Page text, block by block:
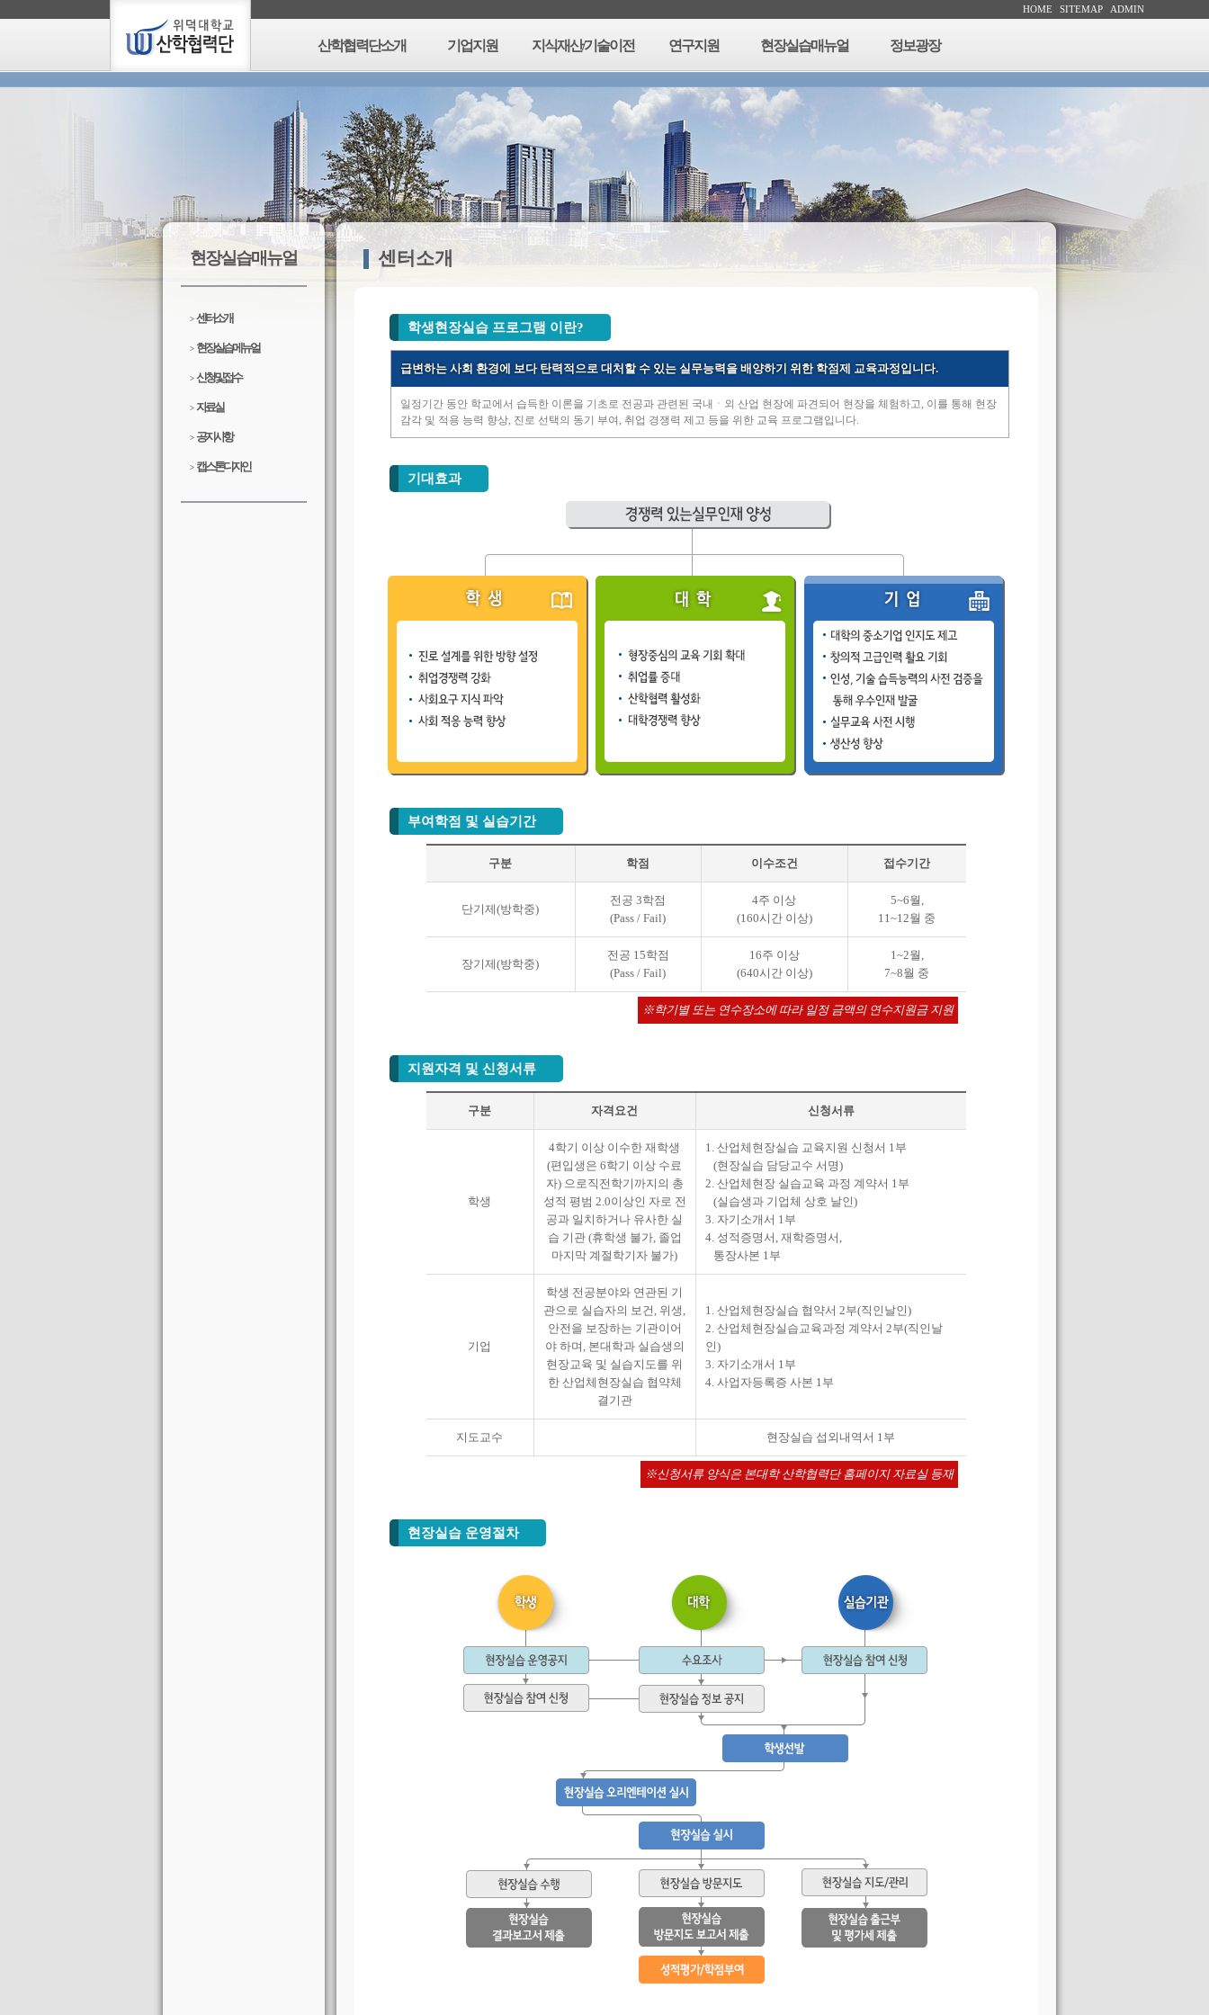
HOME SITEMAP ADMIN
산학협력단소개 기업지원 지식재산/기술이전 연구지원 현장실습매뉴얼 정보광장
현장실습매뉴얼
> 센터소개
> 현장실습메뉴얼
> 신청 및 접수
> 자료실
> 공지사항
> 캡스톤디자인
센터소개
학생현장실습 프로그램 이란?
급변하는 사회 환경에 보다 탄력적으로 대처할 수 있는 실무능력을 배양하기 위한 학점제 교육과정입니다.
일정기간 동안 학교에서 습득한 이론을 기초로 전공과 관련된 국내ㆍ외 산업 현장에 파견되어 현장을 체험하고, 이를 통해 현장
감각 및 적용 능력 향상, 진로 선택의 동기 부여, 취업 경쟁력 제고 등을 위한 교육 프로그램입니다.
기대효과
부여학점 및 실습기간
구분 학점 이수조건 접수기간
단기제(방학중)
전공 3학점
(Pass / Fail)
4주 이상
(160시간 이상)
5~6월,
11~12월 중
장기제(방학중)
전공 15학점
(Pass / Fail)
16주 이상
(640시간 이상)
1~2월,
7~8월 중
학기별 또는 연수장소에 따라 일정 금액의 연수지원금 지원
지원자격 및 신청서류
구분 자격요건 신청서류
학생
4학기 이상 이수한 재학생
(편입생은 6학기 이상 수료
자) 으로직전학기까지의 총
성적 평범 2.0이상인 자로 전
공과 일치하거나 유사한 실
습 기관 (휴학생 불가, 졸업
마지막 계절학기자 불가)
1. 산업체현장실습 교육지원 신청서 1부
(현장실습 담당교수 서명)
2. 산업체현장 실습교육 과정 계약서 1부
(실습생과 기업체 상호 날인)
3. 자기소개서 1부
4. 성적증명서, 재학증명서,
통장사본 1부
기업
학생 전공분야와 연관된 기
관으로 실습자의 보건, 위생,
안전을 보장하는 기관이어
야 하며, 본대학과 실습생의
현장교육 및 실습지도를 위
한 산업체현장실습 협약체
결기관
1. 산업체현장실습 협약서 2부(직인날인)
2. 산업체현장실습교육과정 계약서 2부(직인날
인)
3. 자기소개서 1부
4. 사업자등록증 사본 1부
지도교수 현장실습 섭외내역서 1부
신청서류 양식은 본대학 산학협력단 홈페이지 자료실 등재
현장실습 운영절차